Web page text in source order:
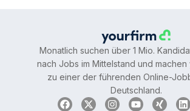
Monatlich suchen über 1 Mio.
nach Jobs im Mittelstand und machen
zu einer der führenden Online-
Deutschland.